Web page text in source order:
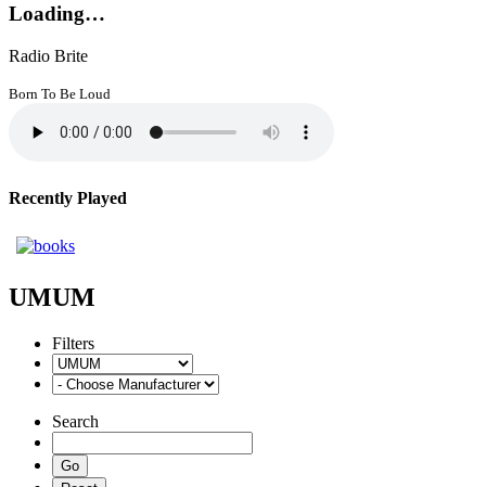
Loading…
Radio Brite
Born To Be Loud
Recently Played
UMUM
Filters
Search